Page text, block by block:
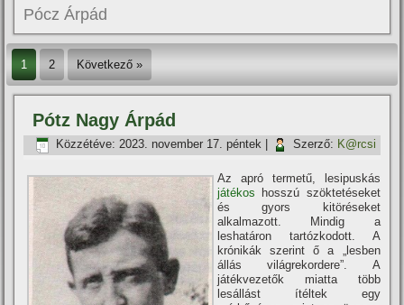
Pócz Árpád
1 2 Következő »
Pótz Nagy Árpád
Közzétéve: 2023. november 17. péntek Szerző: K@rcsi
Az apró termetű, lesipuskás
játékos hosszú szöktetéseket
és gyors kitöréseket
alkalmazott. Mindig a
leshatáron tartózkodott. A
krónikák szerint ő a „lesben
állás világrekordere”. A
játékvezetők miatta több
lesállást í­téltek egy